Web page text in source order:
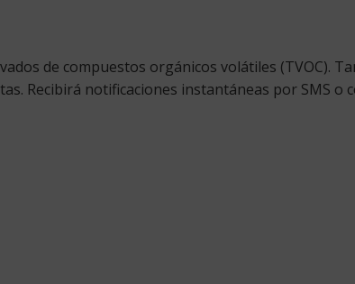
de compuestos orgánicos volátiles (TVOC).
Recibirá notificaciones instantáneas por SMS o